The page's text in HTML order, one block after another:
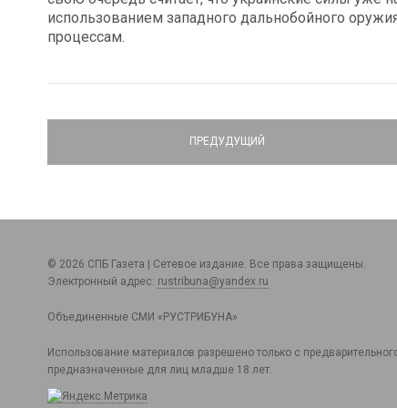
использованием западного дальнобойного
процессам.
ПРЕДУДУЩИЙ
© 2026 СПБ Газета | Сетевое издание. Все права защищены.
Электронный адрес: rustribuna@yandex.ru
Объединенные СМИ «РУСТРИБУНА»
Использование материалов разрешено только с
предназначенные для лиц младше 18 лет.